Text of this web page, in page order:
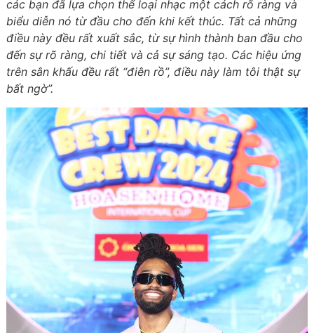
các bạn đã lựa chọn thể loại nhạc một cách rõ ràng và
biểu diễn nó từ đầu cho đến khi kết thúc. Tất cả những
điều này đều rất xuất sắc, từ sự hình thành ban đầu cho
đến sự rõ ràng, chi tiết và cả sự sáng tạo. Các hiệu ứng
trên sân khấu đều rất “điên rồ”, điều này làm tôi thật sự
bất ngờ”.